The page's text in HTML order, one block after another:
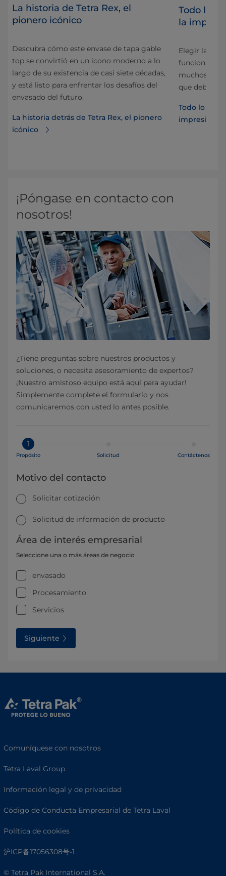
La historia de Tetra Rex, el
pionero icónico
Descubra cómo este envase de tapa gable
top se convirtió en un icono moderno a lo
largo de su existencia de casi siete décadas,
y está listo para enfrentar los desafíos del
envasado del futuro.
La historia detrás de Tetra Rex, el pionero
icónico
Todo lo
la
Elegir la
funciona
muchos
que debe
Todo lo que
impresión
¡Póngase en contacto con
nosotros!
¿Tiene preguntas sobre nuestros productos y
soluciones, o necesita asesoramiento de expertos?
¡Nuestro amistoso equipo está aquí para ayudar!
Simplemente complete el formulario y nos
comunicaremos con usted lo antes posible.
1
Propósito Solicitud Contáctenos
Motivo del contacto
Solicitar cotización
Solicitud de información de producto
Área de interés empresarial
Seleccione una o más áreas de negocio
envasado
Procesamiento
Servicios
Siguiente
Comuníquese con nosotros
Tetra Laval Group
Información legal y de privacidad
Código de Conducta Empresarial de Tetra Laval
Política de cookies
沪ICP备17056308号-1
© Tetra Pak International S.A.